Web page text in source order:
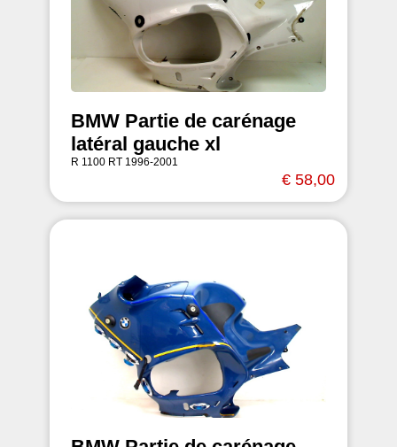
BMW Partie de carénage
latéral gauche xl
R 1100 RT 1996-2001
€ 58,00